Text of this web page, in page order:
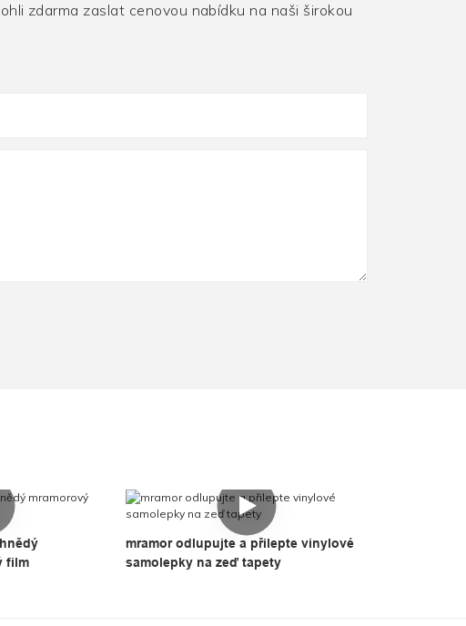
zdarma zaslat cenovou nabídku na naši širokou
film
mramor odlupujte a přilepte vinylové
samolepky na zeď tapety